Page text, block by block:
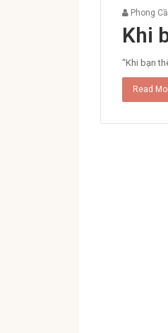
Phong
Khi
“Khi bạn
Read